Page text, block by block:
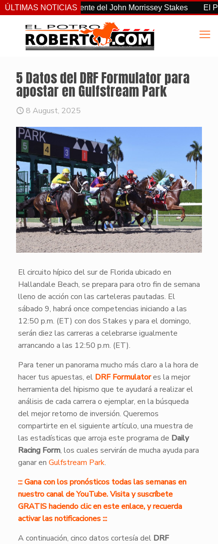
ÚLTIMAS NOTICIAS
el más consistente del John Morrissey Stakes El
5 Datos del DRF Formulator para
apostar en Gulfstream Park
8 August, 2025
El circuito hípico del sur de Florida ubicado en
Hallandale Beach, se prepara para otro fin de semana
lleno de acción con las carteleras pautadas. El
sábado 9, habrá once competencias iniciando a las
12:50 p.m. (ET) con dos Stakes y para el domingo,
serán diez las carreras a celebrarse igualmente
arrancando a las 12:50 p.m. (ET).
Para tener un panorama mucho más claro a la hora de
hacer tus apuestas, el DRF Formulatores la mejor
herramienta del hipismo que te ayudará a realizar el
análisis de cada carrera o ejemplar, en la búsqueda
del mejor retorno de inversión. Queremos
compartirte en el siguiente artículo, una muestra de
las estadísticas que arroja este programa de Daily
Racing Form, los cuales servirán de mucha ayuda para
ganar en Gulfstream Park.
::: Gana con los pronósticos todas las semanas en
nuestro canal de YouTube. Visita y suscríbete
GRATIS haciendo clic en este enlace, y recuerda
activar las notificaciones :::
A continuación, cinco datos cortesía del DRF